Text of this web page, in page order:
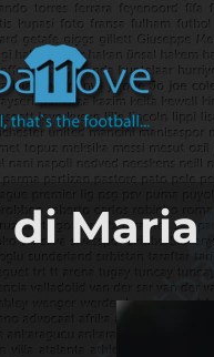
that's the football…
Maria